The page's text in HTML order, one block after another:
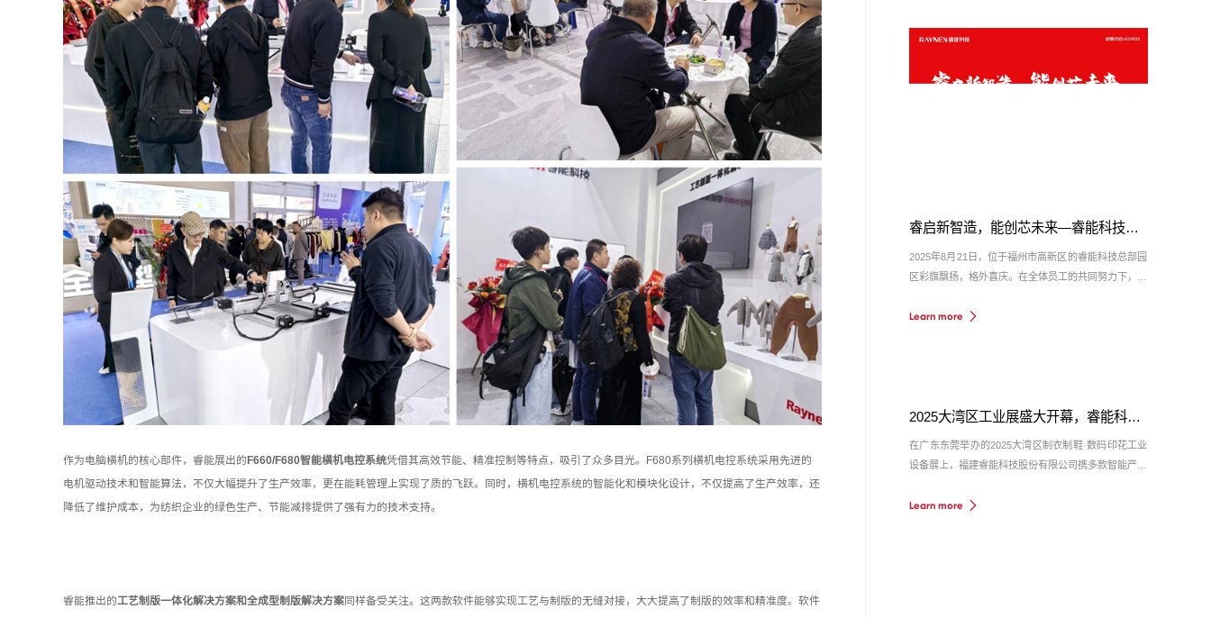
作为电脑横机的核心部件，睿能展出的F660/F680智能横机电控系统凭借其高效节能、精准控制等特点，吸引了众多目光。F680系列横机电控系统采用先进的
电机驱动技术和智能算法，不仅大幅提升了生产效率，更在能耗管理上实现了质的飞跃。同时，横机电控系统的智能化和模块化设计，不仅提高了生产效率，还
降低了维护成本，为纺织企业的绿色生产、节能减排提供了强有力的技术支持。
睿能推出的工艺制版一体化解决方案和全成型制版解决方案同样备受关注。这两款软件能够实现工艺与制版的无缝对接，大大提高了制版的效率和精准度。软件
睿启新智造，能创芯未来—睿能科技总部园区盛大启幕
2025年8月21日，位于福州市高新区的睿能科技总部园
区彩旗飘扬，格外喜庆。在全体员工的共同努力下，总
导一行、睿能科技董事长杨维坚及来自海内外的合作伙
Learn more
2025大湾区工业展盛大开幕，睿能科技智能解决方案引瞩目
在广东东莞举办的2025大湾区制衣制鞋·数码印花工业
设备展上，福建睿能科技股份有限公司携多款智能产品
与智能控制领域的技术实力。
Learn more